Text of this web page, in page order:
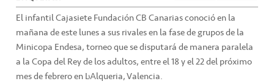
El infantil Cajasiete Fundación CB Canarias conoció en la
mañana de este lunes a sus rivales en la fase de grupos de la
Minicopa Endesa, torneo que se disputará de manera paralela
a la Copa del Rey de los adultos, entre el 18 y el 22 del próximo
mes de febrero en L’Alqueria, Valencia.